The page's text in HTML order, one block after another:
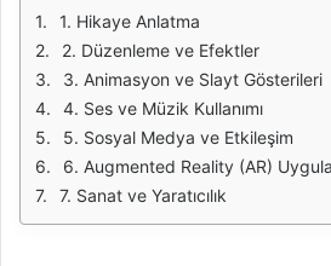
1. Hikaye Anlatma
2. Düzenleme ve Efektler
3. Animasyon ve Slayt Gösterileri
4. Ses ve Müzik Kullanımı
5. Sosyal Medya ve Etkileşim
6. Augmented Reality (AR)
7. Sanat ve Yaratıcılık